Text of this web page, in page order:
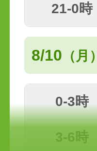
21-0時
8/10 （月）
0-3時
3-6時